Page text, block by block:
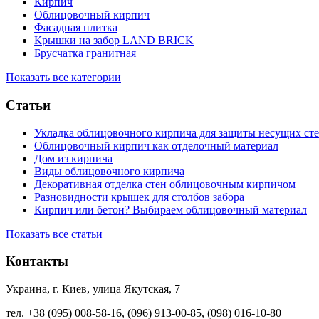
Облицовочный кирпич
Фасадная плитка
Крышки на забор LAND BRICK
Брусчатка гранитная
Показать все категории
Статьи
Укладка облицовочного кирпича для защиты несущих
Облицовочный кирпич как отделочный материал
Дом из кирпича
Виды облицовочного кирпича
Декоративная отделка стен облицовочным кирпичом
Разновидности крышек для столбов забора
Кирпич или бетон? Выбираем облицовочный материал
Показать все статьи
Контакты
Украина, г. Киев, улица Якутская, 7
тел. +38 (095) 008-58-16, (096) 913-00-85, (098) 016-10-80